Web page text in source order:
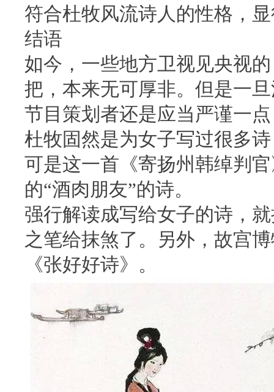
符合杜牧风流诗人的性格，
结语
如今，一些地方卫视见央视
把，本来无可厚非。但是一
节目策划者还是应当严谨一
杜牧固然是为女子写过很多
可是这一首《寄扬州韩绰判
的“酒肉朋友”的诗。
强行解读成写给女子的诗，
之笔给抹煞了。另外，故宫
《张好好诗》。